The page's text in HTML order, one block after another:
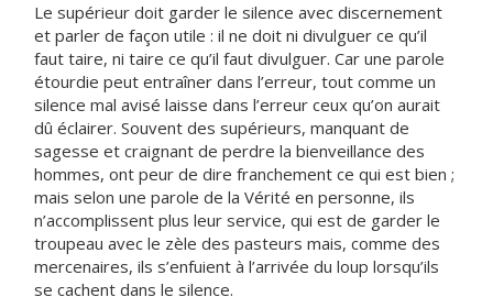
Le supérieur doit garder le silence avec discernement
et parler de façon utile : il ne doit ni divulguer ce qu’il
faut taire, ni taire ce qu’il faut divulguer. Car une parole
étourdie peut entraîner dans l’erreur, tout comme un
silence mal avisé laisse dans l’erreur ceux qu’on aurait
dû éclairer. Souvent des supérieurs, manquant de
sagesse et craignant de perdre la bienveillance des
hommes, ont peur de dire franchement ce qui est bien ;
mais selon une parole de la Vérité en personne, ils
n’accomplissent plus leur service, qui est de garder le
troupeau avec le zèle des pasteurs mais, comme des
mercenaires, ils s’enfuient à l’arrivée du loup lorsqu’ils
se cachent dans le silence.